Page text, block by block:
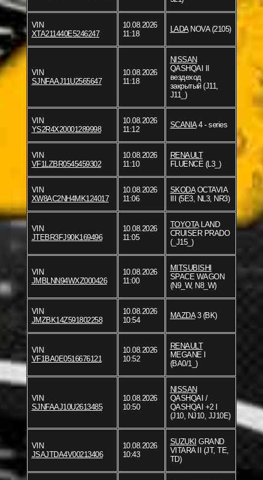
VIN
XTA211440E5246247
10.08.2026
11:18
LADANOVA (2105)
VIN
SJNFAAJ11U2565647
10.08.2026
11:18
NISSAN
QASHQAI II
вездеход
закрытый (J11,
J11_)
VIN
YS2R4X20001289998
10.08.2026
11:12
SCANIA4 - series
VIN
VF1LZBR0545459302
10.08.2026
11:10
RENAULT
FLUENCE (L3_)
VIN
XW8AC2NH4MK124017
10.08.2026
11:06
SKODAOCTAVIA
III (5E3, NL3, NR3)
VIN
JTEBR3FJ90K169496
10.08.2026
11:05
TOYOTALAND
CRUISER PRADO
(_J15_)
VIN
JMBLNN94WXZ000426
10.08.2026
11:00
MITSUBISHI
SPACE WAGON
(N9_W, N8_W)
VIN
JMZBK14Z591802258
10.08.2026
10:54
MAZDA3 (BK)
VIN
VF1BA0E0516676121
10.08.2026
10:52
RENAULT
MEGANE I
(BA0/1_)
VIN
SJNFAAJ10U2613485
10.08.2026
10:50
NISSAN
QASHQAI /
QASHQAI +2 I
(J10, NJ10, JJ10E)
VIN
JSAJTDA4V00213406
10.08.2026
10:43
SUZUKI GRAND
VITARA II (JT, TE,
TD)